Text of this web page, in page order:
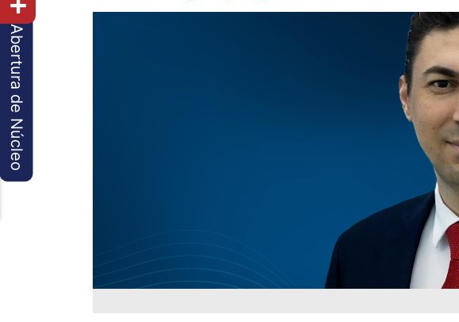
Abertura de Núcleo